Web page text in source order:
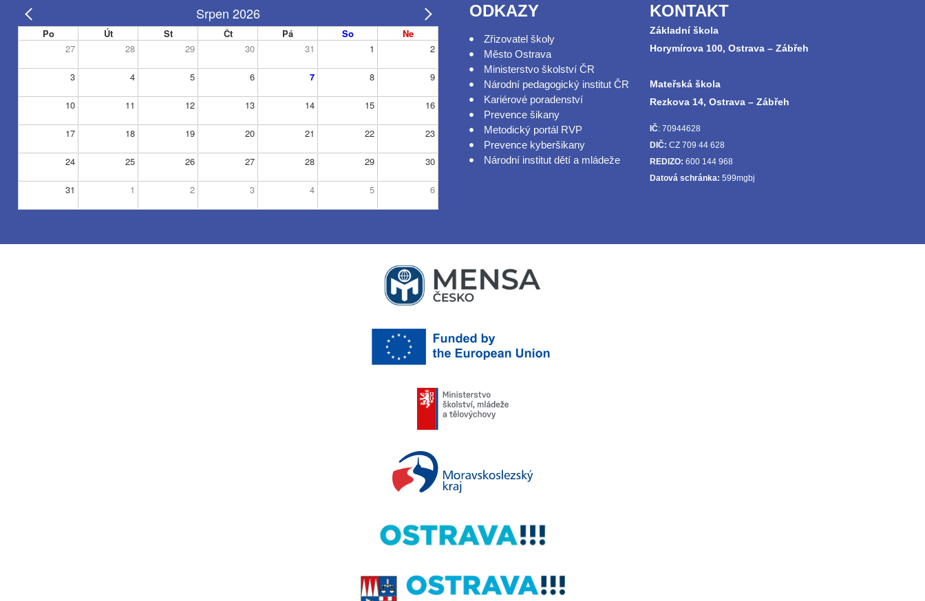
Srpen 2026
Po Út St Čt Pá So
Ne
27
28 29 30 31 1 2
3 4 5 6 7 8 9
10 11 12 13 14 15 16
17 18 19 20 21 22 23
24 25 26 27 28 29 30
31 1 2 3 4 5 6
ODKAZY
Zřizovatel školy
Město Ostrava
Ministerstvo školství ČR
Národní pedagogický institut ČR
Kariérové poradenství
Prevence šikany
Metodický portál RVP
Prevence kyberšikany
Národní institut dětí a mládeže
KONTAKT
Základní škola
Horymírova 100, Ostrava – Zábřeh
Mateřská škola
Rezkova 14, Ostrava – Zábřeh
IČ: 70944628
DIČ: CZ 709 44 628
REDIZO: 600 144 968
Datová schránka: 599mgbj